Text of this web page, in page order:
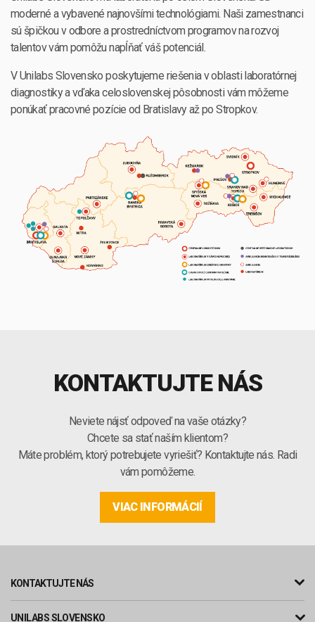
moderné a vybavené najnovšími technológiami. Naši zamestnanci
sú špičkou v odbore a prostredníctvom programov na rozvoj
talentov vám pomôžu napĺňať váš potenciál.
V Unilabs Slovensko poskytujeme riešenia v oblasti laboratórnej
diagnostiky a vďaka celoslovenskej pôsobnosti vám môžeme
ponúkať pracovné pozície od Bratislavy až po Stropkov.
KONTAKTUJTE NÁS
Neviete nájsť odpoveď na vaše otázky?
Chcete sa stať naším klientom?
Máte problém, ktorý potrebujete vyriešiť? Kontaktujte nás. Radi
vám pomôžeme.
VIAC INFORMÁCIÍ
KONTAKTUJTE NÁS
UNILABS SLOVENSKO